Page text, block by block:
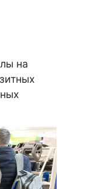
на